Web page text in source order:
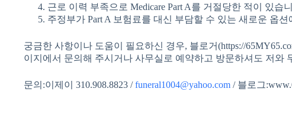
근로 이력 부족으로 Medicare Part A를 거절당한 적이 있습
주정부가 Part A 보험료를 대신 부담할 수 있는 새로운 옵
궁금한 사항이나 도움이 필요하신 경우, 블로거(https://
이지에서 문의해 주시거나 사무실로 예약하고 방문하셔도 저와
문의:이제이 310.908.8823 /funeral1004@yahoo.com / 블로그